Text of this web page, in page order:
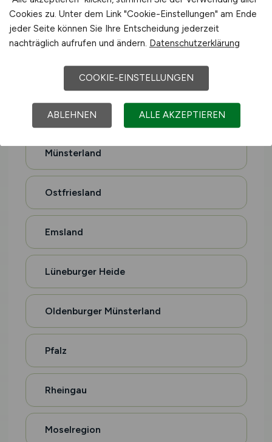
Allgäu
Schwarzwald
Bodensee
Münsterland
Ostfriesland
Emsland
Lüneburger Heide
Oldenburger Münsterland
Pfalz
Rheingau
Moselregion
Cookies zu. Unter dem Link "Cookie-Einstellungen" am Ende
jeder Seite können Sie Ihre Entscheidung jederzeit
nachträglich aufrufen und ändern. Datenschutzerklärung
COOKIE-EINSTELLUNGEN
ABLEHNEN ALLE AKZEPTIEREN